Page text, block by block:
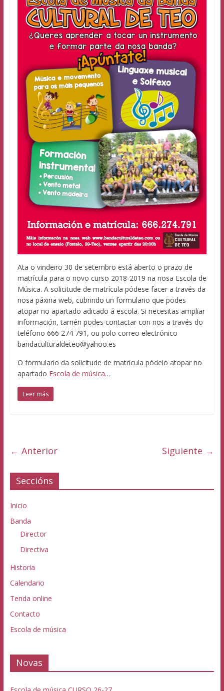
Ata o vindeiro 30 de setembro está aberto o prazo de
matrícula para o novo curso 2018-2019 na nosa Escola de
Música. A solicitude de matrícula pódese facer a través da
nosa páxina web, cubrindo un formulario que podes
atopar no apartado adicado á escola. Si necesitas ampliar
información, tamén podes contactar con nos a través do
teléfono 666 274 791, ou polo correo electrónico
bandaculturaldeteo@yahoo.es
O formulario da solicitude de matrícula pódelo atopar no
apartado Escola de música…
Leer más
← Anterior Siguiente →
Seccións
Inicio
Banda
Director
Directiva
Historia
Calendario
Tenda online
Contacto
Escola de música
Novas